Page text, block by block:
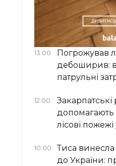
13:00
Погрожував
дебоширив:
патрульні
12:00
допомагають
лісові
10:00
Тиса винесла
до України: